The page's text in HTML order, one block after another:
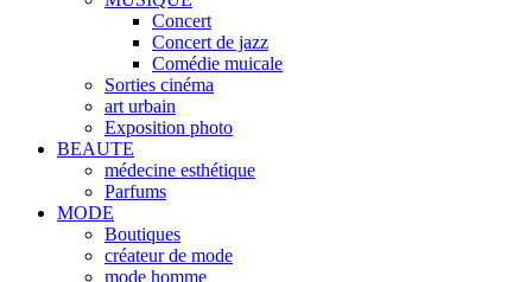
Concert
Concert de jazz
Comédie muicale
Sorties cinéma
art urbain
Exposition photo
BEAUTE
médecine esthétique
Parfums
MODE
Boutiques
créateur de mode
mode homme